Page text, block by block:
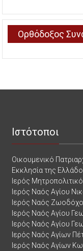
Ορθόδοξος
Ιστότοποι
Οικουμενικό
Εκκλησία της
Ιερός
Ιερός Ναός Αγίου
Ιερός Ναός
Ιερός Ναός Αγίου
Ιερός Ναός Αγίου
Ιερός Ναός Αγίων
Ιερός Ναός Αγίων